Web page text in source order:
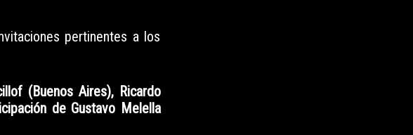
pertinentes a los
(Buenos Aires), Ricardo
de Gustavo Melella